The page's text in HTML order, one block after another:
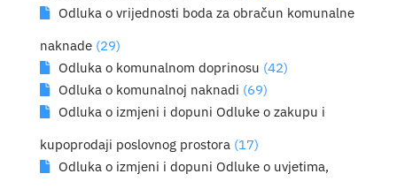
Odluka o vrijednosti boda za obračun komunalne
naknade(29)
Odluka o komunalnom doprinosu (42)
Odluka o komunalnoj naknadi (69)
Odluka o izmjeni i dopuni Odluke o zakupu i
kupoprodaji poslovnog prostora (17)
Odluka o izmjeni i dopuni Odluke o uvjetima,